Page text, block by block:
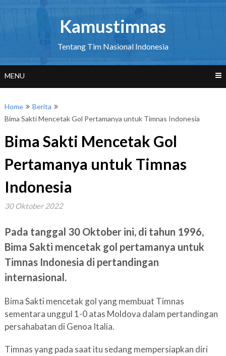
Kamustimnas
Tentang Tim Nasional Indonesia
MENU
Home
Berita
Bima Sakti Mencetak Gol Pertamanya untuk Timnas Indonesia
Bima Sakti Mencetak Gol
Pertamanya untuk Timnas
Indonesia
30 Oktober 2022
Pada tanggal 30 Oktober ini, di tahun 1996,
Bima Sakti mencetak gol pertamanya untuk
Timnas Indonesia di pertandingan
internasional.
Bima Sakti mencetak gol yang membuat Timnas
sementara unggul 1-0 atas Moldova dalam pertandingan
persahabatan di Genoa Italia.
Timnas yang pada saat itu sedang mempersiapkan diri